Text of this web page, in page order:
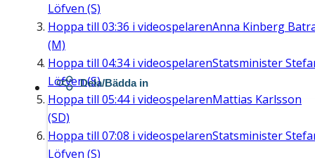
Löfven (S)
Hoppa till 03:36 i videospelarenAnna Kinberg
(M)
Hoppa till 04:34i videospelarenStatsminister
Löfven (S)
Hoppa till 05:44i videospelarenMattias Karlsson
(SD)
Hoppa till 07:08 i videospelarenStatsminister
Löfven (S)
Dela/Bädda in